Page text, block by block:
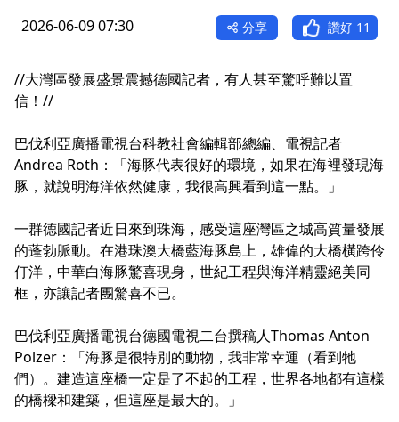
2026-06-09 07:30 分享 讚好 11
//大灣區發展盛景震撼德國記者，有人甚至驚呼難以置
信！//
巴伐利亞廣播電視台科教社會編輯部總編、電視記者
Andrea Roth：「海豚代表很好的環境，如果在海裡發現海
豚，就說明海洋依然健康，我很高興看到這一點。」
一群德國記者近日來到珠海，感受這座灣區之城高質量發展
的蓬勃脈動。在港珠澳大橋藍海豚島上，雄偉的大橋橫跨伶
仃洋，中華白海豚驚喜現身，世紀工程與海洋精靈絕美同
框，亦讓記者團驚喜不已。
巴伐利亞廣播電視台德國電視二台撰稿人Thomas Anton
Polzer：「海豚是很特別的動物，我非常幸運（看到牠
們）。建造這座橋一定是了不起的工程，世界各地都有這樣
的橋樑和建築，但這座是最大的。」